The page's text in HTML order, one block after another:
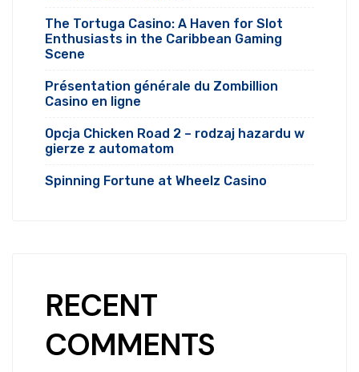
The Tortuga Casino: A Haven for Slot
Enthusiasts in the Caribbean Gaming
Scene
Présentation générale du Zombillion
Casino en ligne
Opcja Chicken Road 2 – rodzaj hazardu w
gierze z automatom
Spinning Fortune at Wheelz Casino
RECENT
COMMENTS